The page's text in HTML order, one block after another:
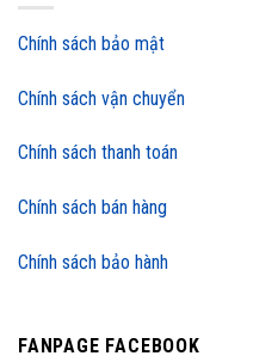
Chính sách bảo mật
Chính sách vận chuyển
Chính sách thanh toán
Chính sách bán hàng
Chính sách bảo hành
FANPAGE FACEBOOK